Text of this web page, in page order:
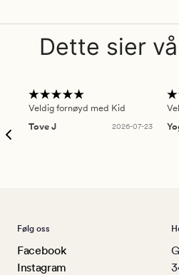
Dette sier
Veldig fornøyd med Kid
Tove J
2026-07-23
Følg oss
Facebook
Instagram